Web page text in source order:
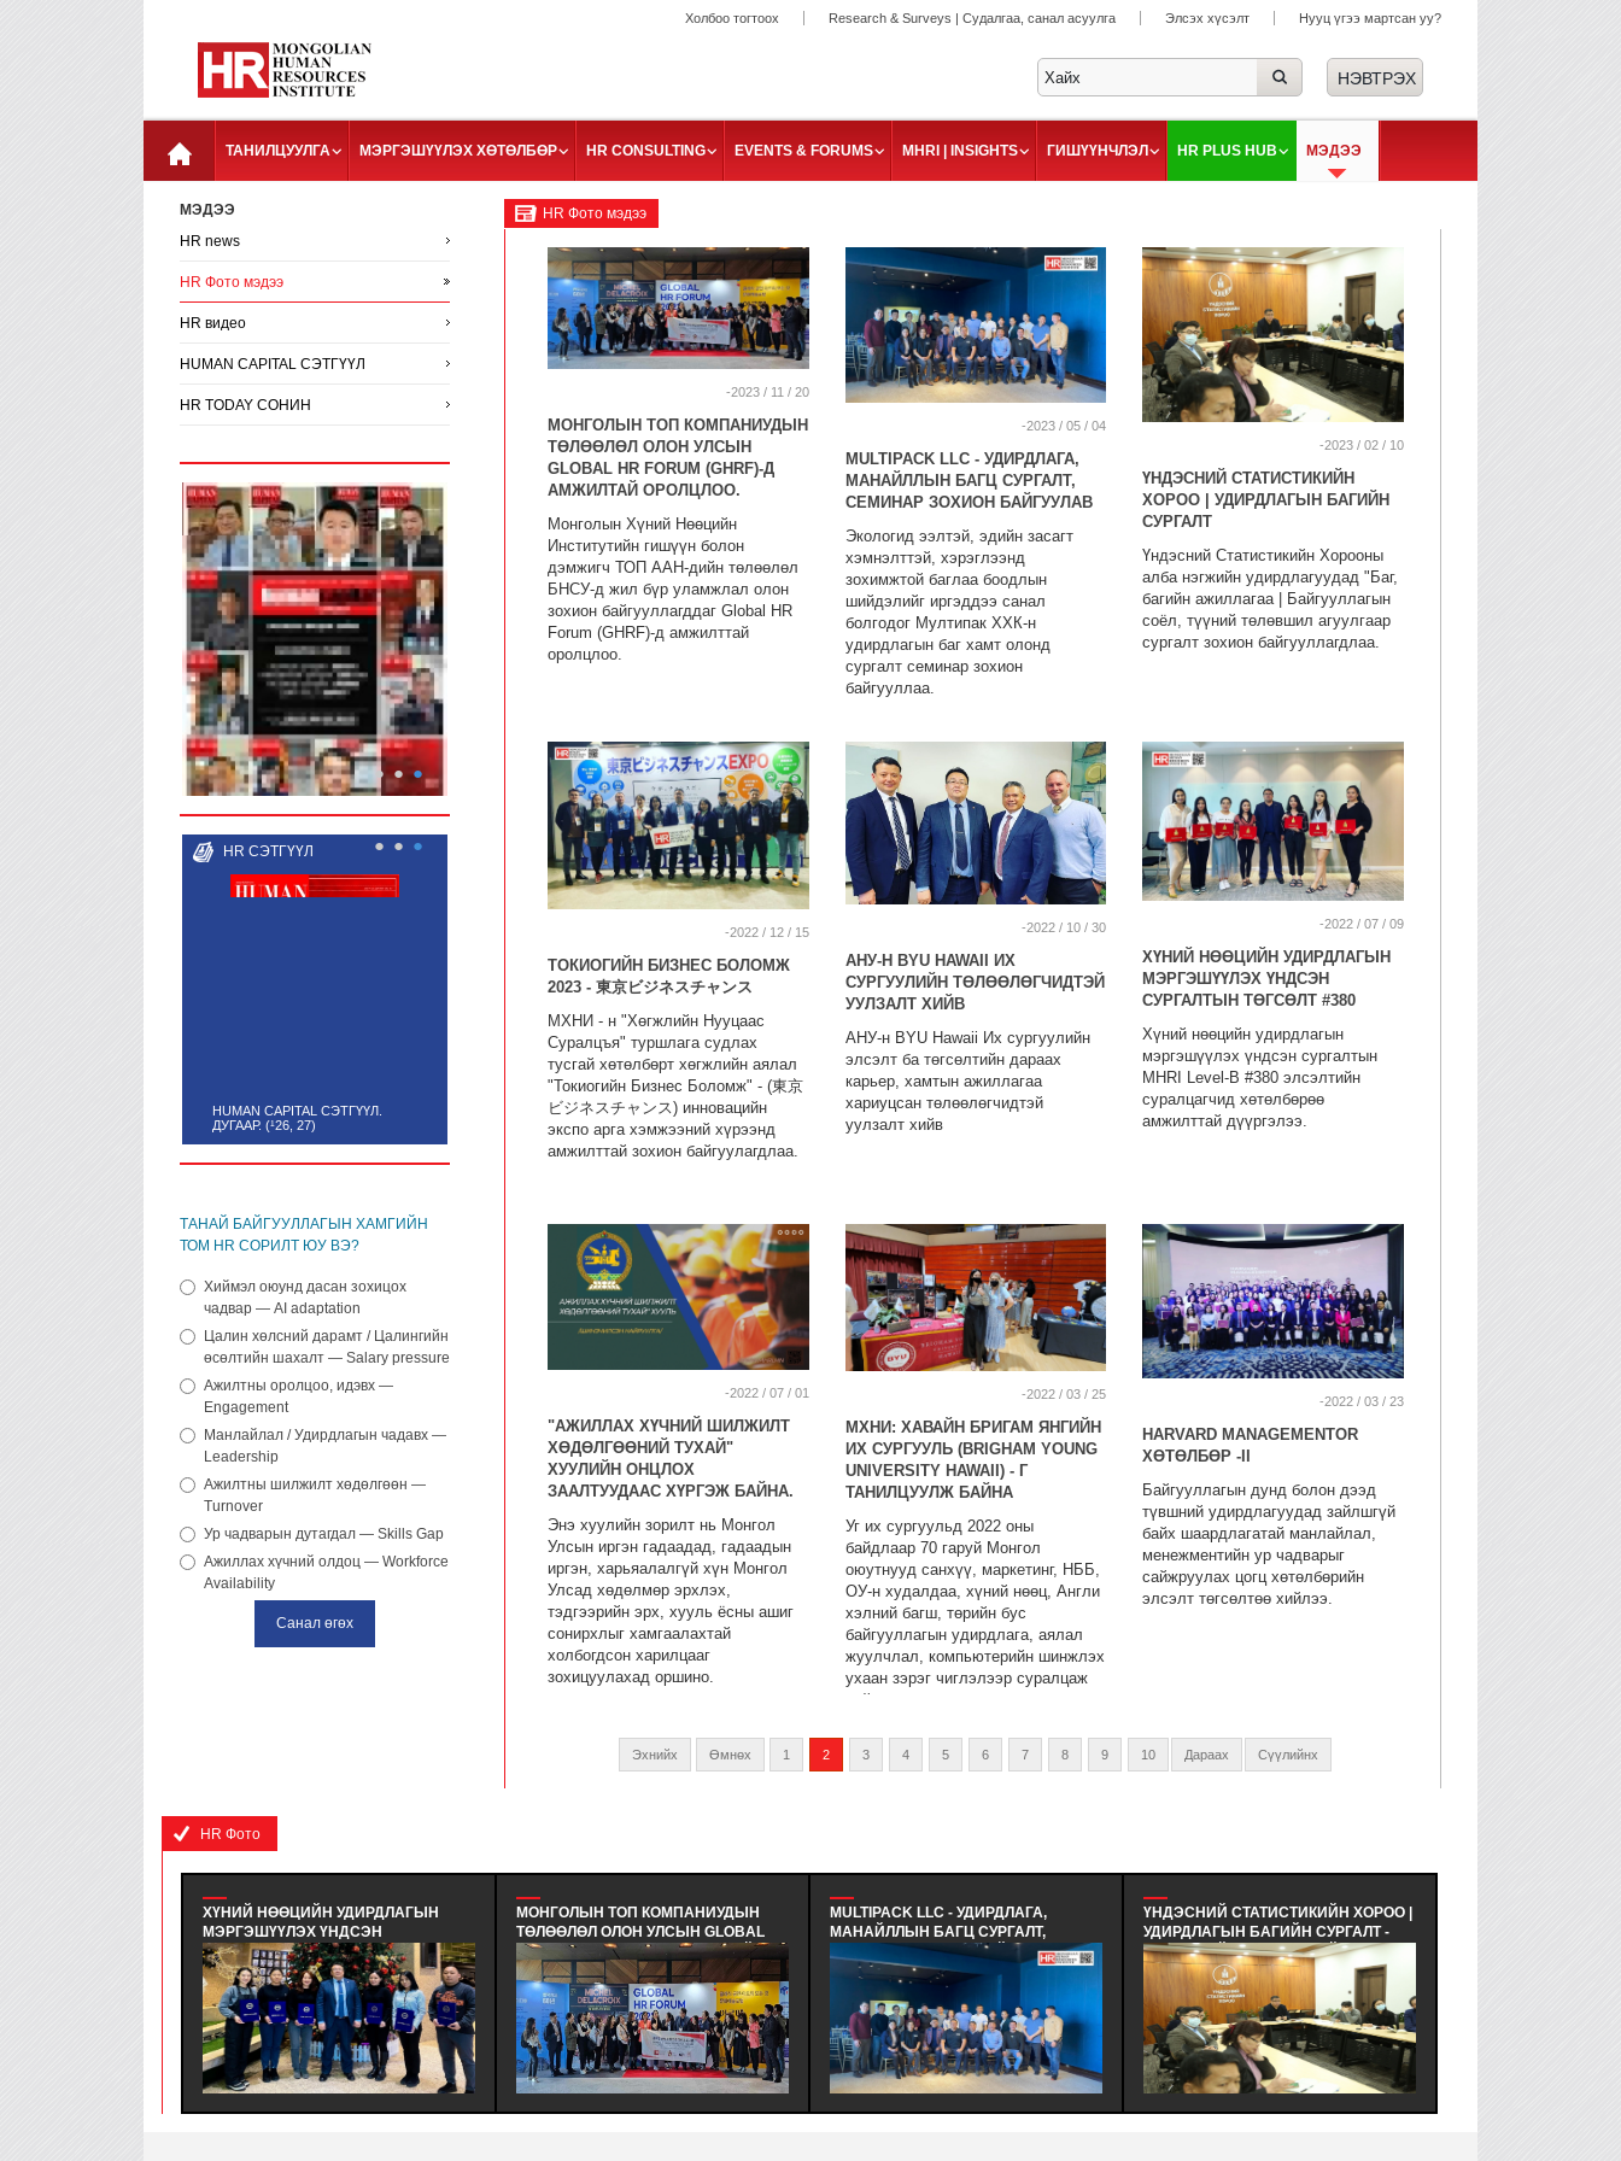
Холбоо тогтоох Research & Surveys | Судалгаа, санал асуулга Элсэх хүсэлт Нууц үгээ мартсан уу?
ТАНИЛЦУУЛГА МЭРГЭШҮҮЛЭХ ХӨТӨЛБӨР HR CONSULTING EVENTS & FORUMS MHRI | INSIGHTS ГИШҮҮНЧЛЭЛ HR PLUS HUB МЭДЭЭ
МЭДЭЭ
HR news
HR Фото мэдээ
HR видео
HUMAN CAPITAL СЭТГҮҮЛ
HR TODAY СОНИН
● ● ●
HR СЭТГҮҮЛ
HUMAN CAPITAL СЭТГҮҮЛ.
ДУГААР. (¹26, 27)
● ● ●
ТАНАЙ БАЙГУУЛЛАГЫН ХАМГИЙН
ТОМ HR СОРИЛТ ЮУ ВЭ?
Хиймэл оюунд дасан зохицох
чадвар — AI adaptation
Цалин хөлсний дарамт / Цалингийн
өсөлтийн шахалт — Salary pressure
Ажилтны оролцоо, идэвх —
Engagement
Манлайлал / Удирдлагын чадавх —
Leadership
Ажилтны шилжилт хөдөлгөөн —
Turnover
Ур чадварын дутагдал — Skills Gap
Ажиллах хүчний олдоц — Workforce
Availability
HR Фото мэдээ
-2023 / 11 / 20
МОНГОЛЫН ТОП КОМПАНИУДЫН
ТӨЛӨӨЛӨЛ ОЛОН УЛСЫН
GLOBAL HR FORUM (GHRF)-Д
АМЖИЛТАЙ ОРОЛЦЛОО.
Монголын Хүний Нөөцийн
Институтийн гишүүн болон
дэмжигч ТОП ААН-дийн төлөөлөл
БНСУ-д жил бүр уламжлал олон
зохион байгууллагддаг Global HR
Forum (GHRF)-д амжилттай
оролцлоо.
-2023 / 05 / 04
MULTIPACK LLC - УДИРДЛАГА,
МАНАЙЛЛЫН БАГЦ СУРГАЛТ,
СЕМИНАР ЗОХИОН БАЙГУУЛАВ
Экологид ээлтэй, эдийн засагт
хэмнэлттэй, хэрэглээнд
зохимжтой баглаа боодлын
шийдэлийг иргэддээ санал
болгодог Мултипак ХХК-н
удирдлагын баг хамт олонд
сургалт семинар зохион
байгууллаа.
-2023 / 02 / 10
ҮНДЭСНИЙ СТАТИСТИКИЙН
ХОРОО | УДИРДЛАГЫН БАГИЙН
СУРГАЛТ
Үндэсний Статистикийн Хорооны
алба нэгжийн удирдлагуудад "Баг,
багийн ажиллагаа | Байгууллагын
соёл, түүний төлөвшил агуулгаар
сургалт зохион байгууллагдлаа.
-2022 / 12 / 15
ТОКИОГИЙН БИЗНЕС БОЛОМЖ
2023 - 東京ビジネスチャンス
МХНИ - н "Хөгжлийн Нууцаас
Суралцъя" туршлага судлах
тусгай хөтөлбөрт хөгжлийн аялал
"Токиогийн Бизнес Боломж" - (東京
ビジネスチャンス) инновацийн
экспо арга хэмжээний хүрээнд
амжилттай зохион байгуулагдлаа.
-2022 / 10 / 30
АНУ-Н BYU HAWAII ИХ
СУРГУУЛИЙН ТӨЛӨӨЛӨГЧИДТЭЙ
УУЛЗАЛТ ХИЙВ
АНУ-н BYU Hawaii Их сургуулийн
элсэлт ба төгсөлтийн дараах
карьер, хамтын ажиллагаа
хариуцсан төлөөлөгчидтэй
уулзалт хийв
-2022 / 07 / 09
ХҮНИЙ НӨӨЦИЙН УДИРДЛАГЫН
МЭРГЭШҮҮЛЭХ ҮНДСЭН
СУРГАЛТЫН ТӨГСӨЛТ #380
Хүний нөөцийн удирдлагын
мэргэшүүлэх үндсэн сургалтын
MHRI Level-B #380 элсэлтийн
суралцагчид хөтөлбөрөө
амжилттай дүүргэлээ.
-2022 / 07 / 01
"АЖИЛЛАХ ХҮЧНИЙ ШИЛЖИЛТ
ХӨДӨЛГӨӨНИЙ ТУХАЙ"
ХУУЛИЙН ОНЦЛОХ
ЗААЛТУУДААС ХҮРГЭЖ БАЙНА.
Энэ хуулийн зорилт нь Монгол
Улсын иргэн гадаадад, гадаадын
иргэн, харьяалалгүй хүн Монгол
Улсад хөдөлмөр эрхлэх,
тэдгээрийн эрх, хууль ёсны ашиг
сонирхлыг хамгаалахтай
холбогдсон харилцааг
зохицуулахад оршино.
-2022 / 03 / 25
МХНИ: ХАВАЙН БРИГАМ ЯНГИЙН
ИХ СУРГУУЛЬ (BRIGHAM YOUNG
UNIVERSITY HAWAII) - Г
ТАНИЛЦУУЛЖ БАЙНА
Уг их сургуульд 2022 оны
байдлаар 70 гаруй Монгол
оюутнууд санхүү, маркетинг, НББ,
ОУ-н худалдаа, хүний нөөц, Англи
хэлний багш, төрийн бус
байгууллагын удирдлага, аялал
жуулчлал, компьютерийн шинжлэх
ухаан зэрэг чиглэлээр суралцаж
байна.
-2022 / 03 / 23
HARVARD MANAGEMENTOR
ХӨТӨЛБӨР -II
Байгууллагын дунд болон дээд
түвшний удирдлагуудад зайлшгүй
байх шаардлагатай манлайлал,
менежментийн ур чадварыг
сайжруулах цогц хөтөлбөрийн
элсэлт төгсөлтөө хийлээ.
Эхнийх Өмнөх 1 2 3 4 5 6 7 8 9 10 Дараах Сүүлийнх
HR Фото
ХҮНИЙ НӨӨЦИЙН УДИРДЛАГЫН
МЭРГЭШҮҮЛЭХ ҮНДСЭН
СУРГАЛТЫН СУРАЛЦАГЧИД
ХӨТӨЛБӨРИЙН ТӨГСӨЛТ БОЛЛОО. -
ХҮНИЙ НӨӨЦИЙН УДИРДЛАГЫН
МЭРГЭШҮҮЛЭХ (MHRI/LEVEL-B)
ТҮВШНИЙ ҮНДСЭН СУРГАЛТЫН
СУРАЛЦАГЧИД ХӨТӨЛБӨРӨӨ БҮРЭН
ДҮҮРГЭЖ СЕРТИФИКАТАА ГАРДАН
АВЛАА.
МОНГОЛЫН ТОП КОМПАНИУДЫН
ТӨЛӨӨЛӨЛ ОЛОН УЛСЫН GLOBAL
HR FORUM (GHRF)-Д АМЖИЛТАЙ
ОРОЛЦЛОО. - МОНГОЛЫН ХҮНИЙ
НӨӨЦИЙН ИНСТИТУТИЙН ГИШҮҮН
БОЛОН ДЭМЖИГЧ ТОП ААН-ДИЙН
ТӨЛӨӨЛӨЛ БНСУ-Д ЖИЛ БҮР
УЛАМЖЛАЛ ОЛОН ЗОХИОН
БАЙГУУЛЛАГДДАГ GLOBAL HR
FORUM (GHRF)-Д АМЖИЛТТАЙ
MULTIPACK LLC - УДИРДЛАГА,
МАНАЙЛЛЫН БАГЦ СУРГАЛТ,
СЕМИНАР ЗОХИОН БАЙГУУЛАВ -
ЭКОЛОГИД ЭЭЛТЭЙ, ЭДИЙН ЗАСАГТ
ХЭМНЭЛТТЭЙ, ХЭРЭГЛЭЭНД
ЗОХИМЖТОЙ БАГЛАА БООДЛЫН
ШИЙДЭЛИЙГ ИРГЭДДЭЭ САНАЛ
БОЛГОДОГ МУЛТИПАК ХХК-Н
УДИРДЛАГЫН БАГ ХАМТ ОЛОНД
СУРГАЛТ СЕМИНАР ЗОХИОН
ҮНДЭСНИЙ СТАТИСТИКИЙН ХОРОО |
УДИРДЛАГЫН БАГИЙН СУРГАЛТ -
ҮНДЭСНИЙ СТАТИСТИКИЙН
ХОРООНЫ АЛБА НЭГЖИЙН
УДИРДЛАГУУДАД "БАГ, БАГИЙН
АЖИЛЛАГАА | БАЙГУУЛЛАГЫН
СОЁЛ, ТҮҮНИЙ ТӨЛӨВШИЛ
АГУУЛГААР СУРГАЛТ ЗОХИОН
БАЙГУУЛЛАГДЛАА.